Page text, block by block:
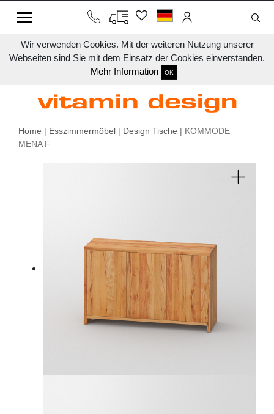
Wir verwenden Cookies. Mit der weiteren Nutzung unserer
Webseiten sind Sie mit dem Einsatz der Cookies einverstanden.
Mehr Information
OK
Home | Esszimmermöbel | Design Tische | KOMMODE
MENA F